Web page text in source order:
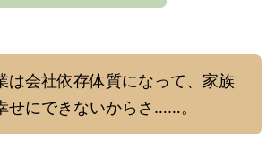
は会社依存体質になって、家族
せにできないからさ……。